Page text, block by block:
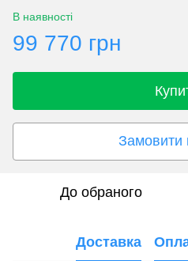
В наявності
99 770 грн
Замовити
До обраного
Доставка